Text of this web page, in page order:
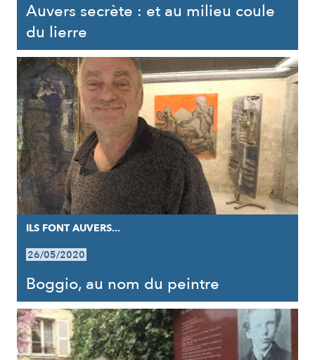
Auvers secrète : et au milieu coule
du lierre
ILS FONT AUVERS...
26/05/2020
Boggio, au nom du peintre